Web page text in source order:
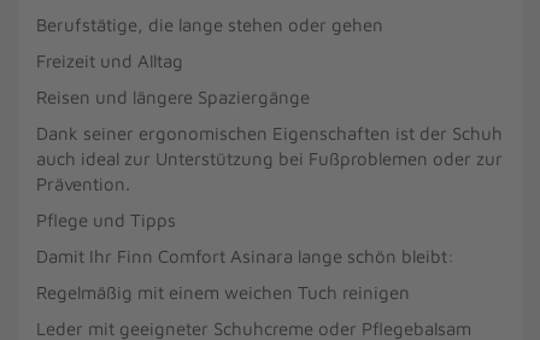
Berufstätige, die lange stehen oder gehen
Freizeit und Alltag
Reisen und längere Spaziergänge
Dank seiner ergonomischen Eigenschaften ist der Schuh
auch ideal zur Unterstützung bei Fußproblemen oder zur
Prävention.
Pflege und Tipps
Damit Ihr Finn Comfort Asinara lange schön bleibt:
Regelmäßig mit einem weichen Tuch reinigen
Leder mit geeigneter Schuhcreme oder Pflegebalsam